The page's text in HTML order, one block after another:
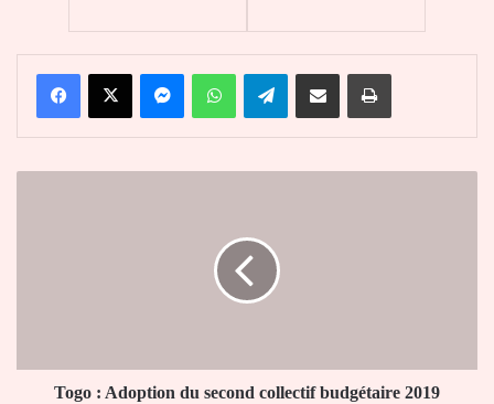
FacebookX MessengerWhatsAppTelegramPartager par email Imprimer
Togo : Adoption du second collectif budgétaire 2019